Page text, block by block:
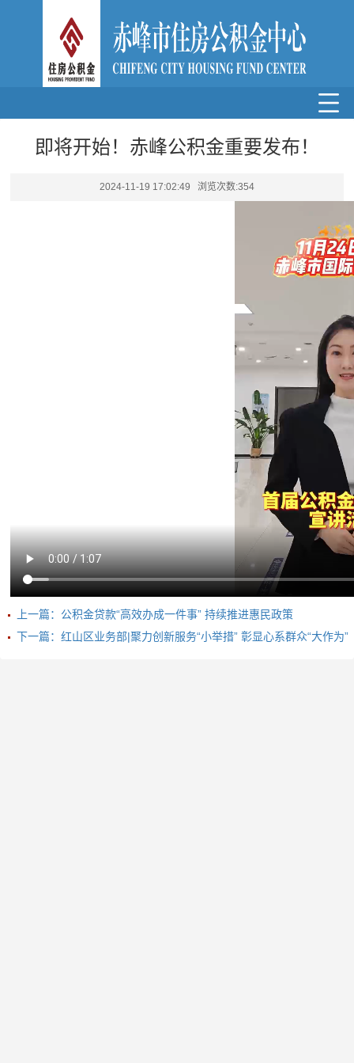
即将开始！赤峰公积金重要发布！
2024-11-19 17:02:49 浏览次数:354
上一篇：公积金贷款“高效办成一件事” 持续推进惠民政策
下一篇：红山区业务部|聚力创新服务“小举措” 彰显心系群众“大作为”